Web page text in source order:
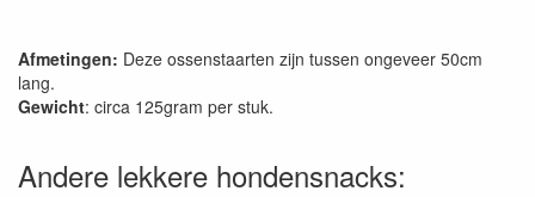
Afmetingen: Deze ossenstaarten zijn tussen ongeveer 50cm
lang.
Gewicht: circa 125gram per stuk.
Andere lekkere hondensnacks: